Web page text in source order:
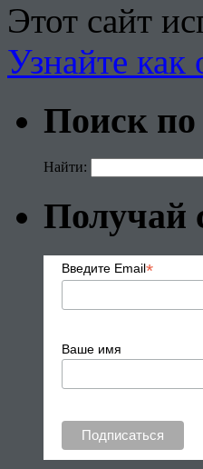
Этот сайт
Узнайте
Поиск по
Найти:
Получай
Введите Email*
Ваше имя